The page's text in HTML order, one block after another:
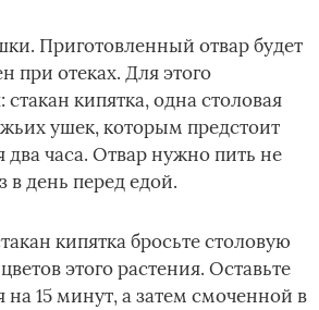
Приготовленный отвар будет
при отеках. Для этого
стакан кипятка, одна столовая
ушек, которым предстоит
два часа. Отвар нужно пить не
в день перед едой.
кипятка бросьте столовую
этого растения. Оставьте
на 15 минут, а затем смоченной в